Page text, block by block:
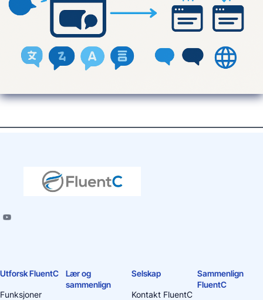
Utforsk FluentC
Funksjoner
Lær og
sammenlign
Selskap
Kontakt FluentC
Sammenlign
FluentC